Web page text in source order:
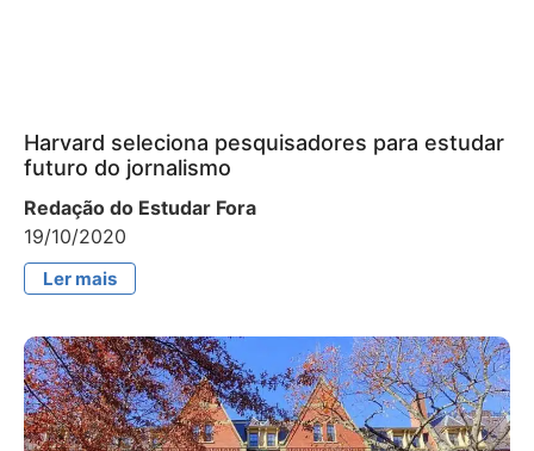
Harvard seleciona pesquisadores para estudar
futuro do jornalismo
Redação do Estudar Fora
19/10/2020
Ler mais